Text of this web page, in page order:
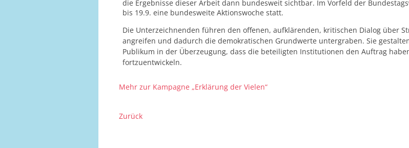
die Ergebnisse dieser Arbeit dann bundesweit sichtbar. Im Vorfeld der
bis 19.9. eine bundesweite Aktionswoche statt.
Die Unterzeichnenden führen den offenen, aufklärenden, kritischen Dialog über
angreifen und dadurch die demokratischen Grundwerte untergraben. Sie
Publikum in der Überzeugung, dass die beteiligten Institutionen den Auftrag
fortzuentwickeln.
Mehr zur Kampagne „Erklärung der Vielen“
Zurück